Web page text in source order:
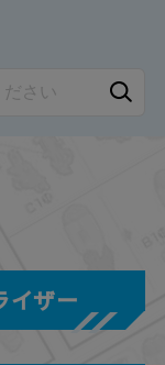
イザー